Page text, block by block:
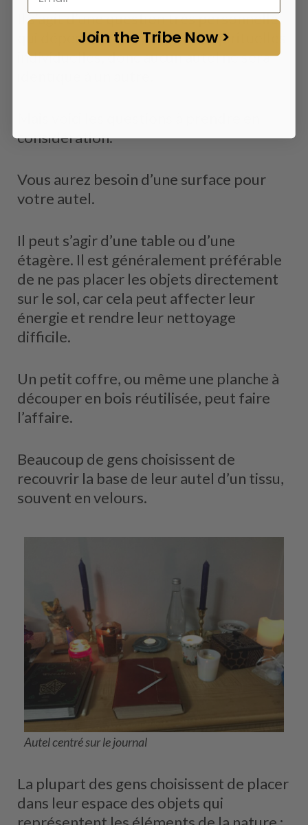
Il s’agit d’une question très personnelle
qui dépend de vos croyances spirituelles
individuelles, donc aucun autel ne sera
considération.
Vous aurez besoin d’une surface pour
votre autel.
Il peut s’agir d’une table ou d’une
étagère. Il est généralement préférable
de ne pas placer les objets directement
sur le sol, car cela peut affecter leur
énergie et rendre leur nettoyage
difficile.
Un petit coffre, ou même une planche à
découper en bois réutilisée, peut faire
l’affaire.
Beaucoup de gens choisissent de
recouvrir la base de leur autel d’un tissu,
souvent en velours.
Autel centré sur le journal
La plupart des gens choisissent de placer
dans leur espace des objets qui
Join the Tribe Now >